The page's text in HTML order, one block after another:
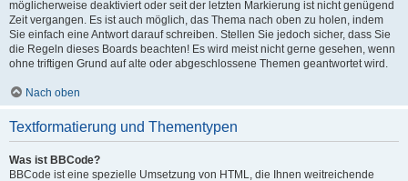
möglicherweise deaktiviert oder seit der letzten Markierung ist nicht genügend
Zeit vergangen. Es ist auch möglich, das Thema nach oben zu holen, indem
Sie einfach eine Antwort darauf schreiben. Stellen Sie jedoch sicher, dass Sie
die Regeln dieses Boards beachten! Es wird meist nicht gerne gesehen, wenn
ohne triftigen Grund auf alte oder abgeschlossene Themen geantwortet wird.
Nach oben
Textformatierung und Thementypen
Was ist BBCode?
BBCode ist eine spezielle Umsetzung von HTML, die Ihnen weitreichende